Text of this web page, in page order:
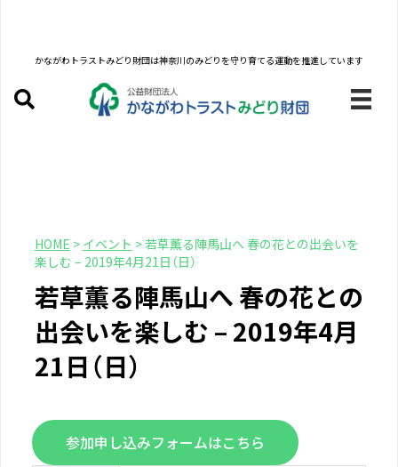
かながわトラストみどり財団は神奈川のみどりを守り育てる運動を推進しています
HOME > イベント > 若草薫る陣馬山へ 春の花との出会いを
楽しむ – 2019年4月21日（日）
若草薫る陣馬山へ 春の花との
出会いを楽しむ – 2019年4月
21日（日）
参加申し込みフォームはこちら